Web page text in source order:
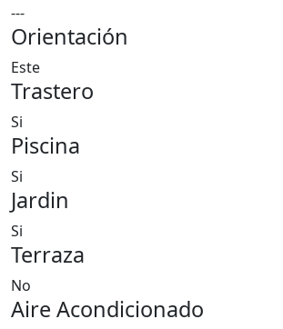
---
Orientación
Este
Trastero
Si
Piscina
Si
Jardin
Si
Terraza
No
Aire Acondicionado